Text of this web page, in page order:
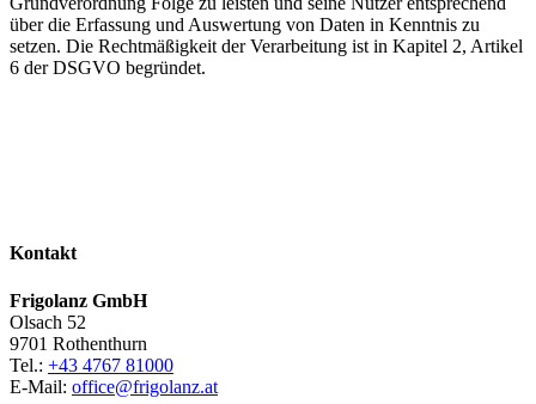
über die Erfassung und Auswertung von Daten in Kenntnis zu
setzen. Die Rechtmäßigkeit der Verarbeitung ist in Kapitel 2, Artikel
6 der DSGVO begründet.
Kontakt
Frigolanz GmbH
Olsach 52
9701 Rothenthurn
Tel.: +43 4767 81000
E-Mail: office@frigolanz.at